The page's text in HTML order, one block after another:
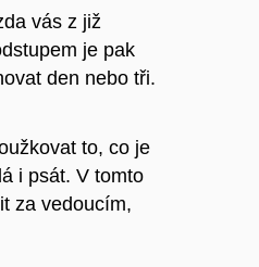
vás z již
je pak
den nebo tři.
to, co je
i psát. V tomto
za vedoucím,